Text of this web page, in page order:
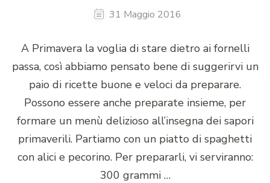
31 Maggio 2016
A Primavera la voglia di stare dietro ai fornelli
passa, così abbiamo pensato bene di suggerirvi un
paio di ricette buone e veloci da preparare.
Possono essere anche preparate insieme, per
formare un menù delizioso all’insegna dei sapori
primaverili. Partiamo con un piatto di spaghetti
con alici e pecorino. Per prepararli, vi serviranno:
300 grammi …